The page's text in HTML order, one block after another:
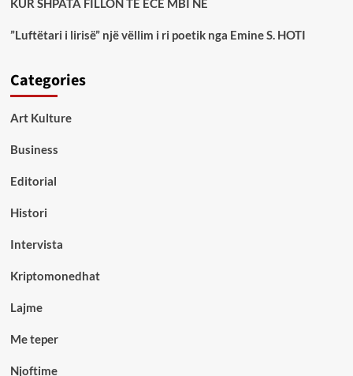
KUR SHPATA FILLON TË ECË MBI NE
”Luftëtari i lirisë” një vëllim i ri poetik nga Emine S. HOTI
Categories
Art Kulture
Business
Editorial
Histori
Intervista
Kriptomonedhat
Lajme
Me teper
Njoftime